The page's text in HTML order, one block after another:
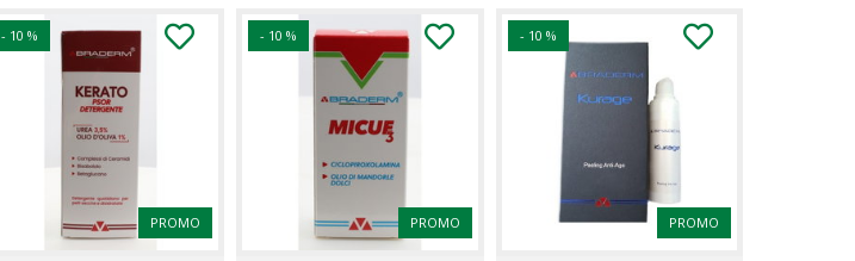
- 10 %
PROMO
- 10 %
PROMO
- 10 %
PROMO